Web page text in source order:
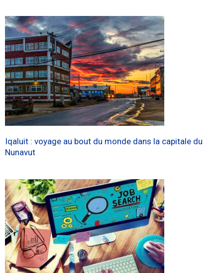
Iqaluit : voyage au bout du monde dans la capitale du
Nunavut